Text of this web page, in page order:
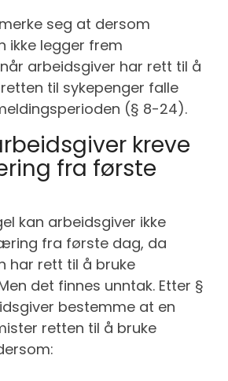
seg at dersom
ikke legger frem
arbeidsgiver har rett til å
til sykepenger falle
(§ 8-24).
kreve
fra første
kan arbeidsgiver ikke
fra første dag, da
har rett til å bruke
det finnes unntak. Etter §
bestemme at en
retten til å bruke